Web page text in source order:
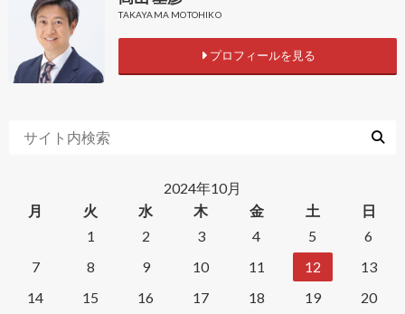
TAKAYAMA MOTOHIKO
プロフィールを見る
2024年10月
月
火 水 木 金 土
日
1
2 3 4 5
6
7
8 9 10 11 12
13
14
15 16 17 18 19
20